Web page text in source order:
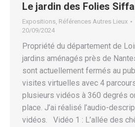
Le jardin des Folies
Expositions, Références Autres Lieux
20/09/2024
Propriété du département de
jardins aménagés près de
sont actuellement fermés au
visites virtuelles avec 4
plusieurs vidéos à 360 degrés
place. J’ai réalisé l’audio-
vidéos. Vidéo 1 : L’allée des